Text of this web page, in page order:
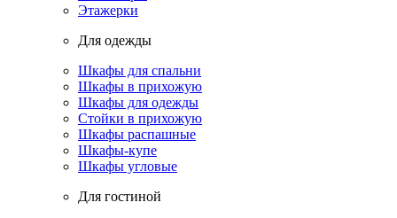
Этажерки
Для одежды
Шкафы для спальни
Шкафы в прихожую
Шкафы для одежды
Стойки в прихожую
Шкафы распашные
Шкафы-купе
Шкафы угловые
Для гостиной